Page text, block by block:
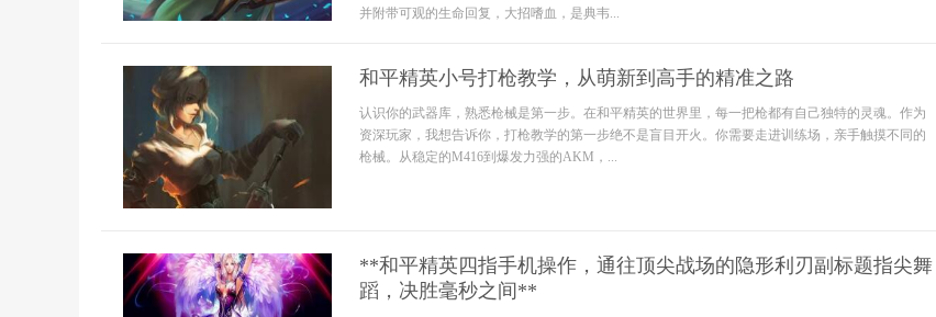
并附带可观的生命回复，大招嗜血，是典韦...
和平精英小号打枪教学，从萌新到高手的精准之路
认识你的武器库，熟悉枪械是第一步。在和平精英的世界里，每一把枪都有自己独特的灵魂。作为
资深玩家，我想告诉你，打枪教学的第一步绝不是盲目开火。你需要走进训练场，亲手触摸不同的
枪械。从稳定的M416到爆发力强的AKM，...
**和平精英四指手机操作，通往顶尖战场的隐形利刃副标题指尖舞
蹈，决胜毫秒之间**